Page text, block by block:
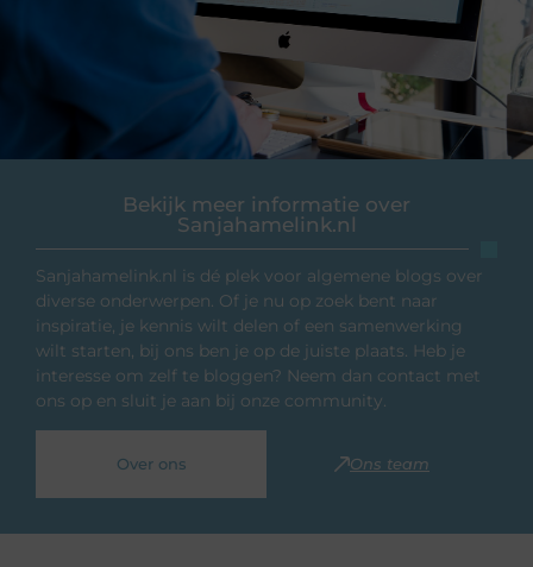
Bekijk meer informatie over
Sanjahamelink.nl
Sanjahamelink.nl is dé plek voor algemene blogs over
diverse onderwerpen. Of je nu op zoek bent naar
inspiratie, je kennis wilt delen of een samenwerking
wilt starten, bij ons ben je op de juiste plaats. Heb je
interesse om zelf te bloggen? Neem dan contact met
ons op en sluit je aan bij onze community.
Over ons Ons team